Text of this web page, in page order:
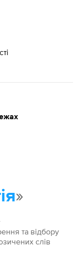
»
та відбору
слів